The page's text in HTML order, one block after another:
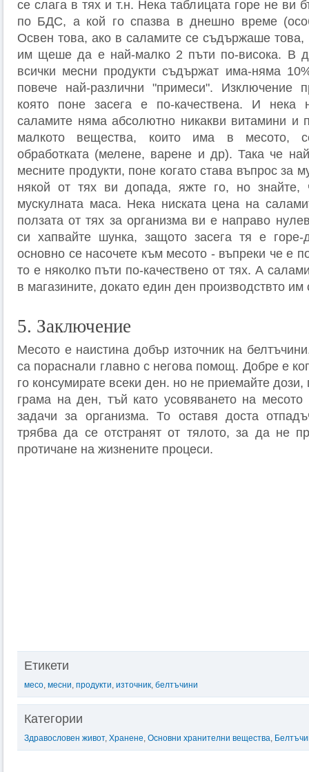
се слага в тях и т.н. Нека таблицата горе не ви
по БДС, а кой го спазва в днешно време
Освен това, ако в саламите се съдържаше това,
им щеше да е най-малко 2 пъти по-висока. В
всички месни продукти съдържат има-няма
повече най-различни "примеси". Изключение
която поне засега е по-качествена. И
саламите няма абсолютно никакви витамини и
малкото вещества, които има в месото,
обработката (мелене, варене и др). Така че
месните продукти, поне когато става въпрос за
някой от тях ви допада, яжте го, но
мускулната маса. Нека ниската цена на
ползата от тях за организма ви е направо
си хапвайте шунка, защото засега тя е горе-
основно се насочете към месото - въпреки че е
то е няколко пъти по-качествено от тях. А
в магазините, докато един ден производствто им
5. Заключение
Месото е наистина добър източник на
са пораснали главно с негова помощ. Добре е
го консумирате всеки ден. но не приемайте
грама на ден, тъй като усовяването на
задачи за организма. То оставя доста
трябва да се отстранят от тялото, за да не
протичане на жизнените процеси.
Етикети
месо, месни, продукти, източник, белтъчини
Категории
Здравословен живот, Хранене, Основни хранителни вещества,